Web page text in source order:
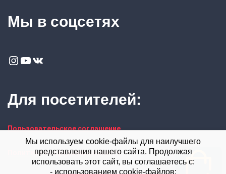
Мы в соцсетях
Instagram
YouTube
VK
Для посетителей:
Пользовательское соглашение
Политика конфиденциальности
Мы используем cookie-файлы для наилучшего
представления нашего сайта. Продолжая
использовать этот сайт, вы соглашаетесь с:
- использованием cookie-файлов;